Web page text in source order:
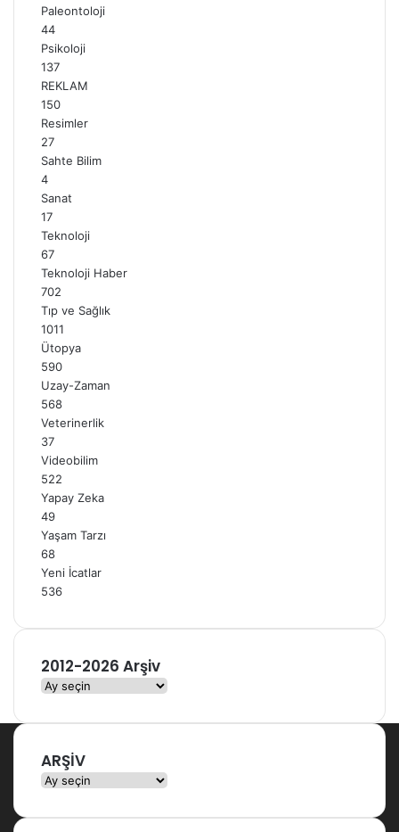
Paleontoloji
44
Psikoloji
137
REKLAM
150
Resimler
27
Sahte Bilim
4
Sanat
17
Teknoloji
67
Teknoloji Haber
702
Tıp ve Sağlık
1011
Ütopya
590
Uzay-Zaman
568
Veterinerlik
37
Videobilim
522
Yapay Zeka
49
Yaşam Tarzı
68
Yeni İcatlar
536
2012-2026 Arşiv
2012-
Arşiv
ARŞİV
ARŞİV